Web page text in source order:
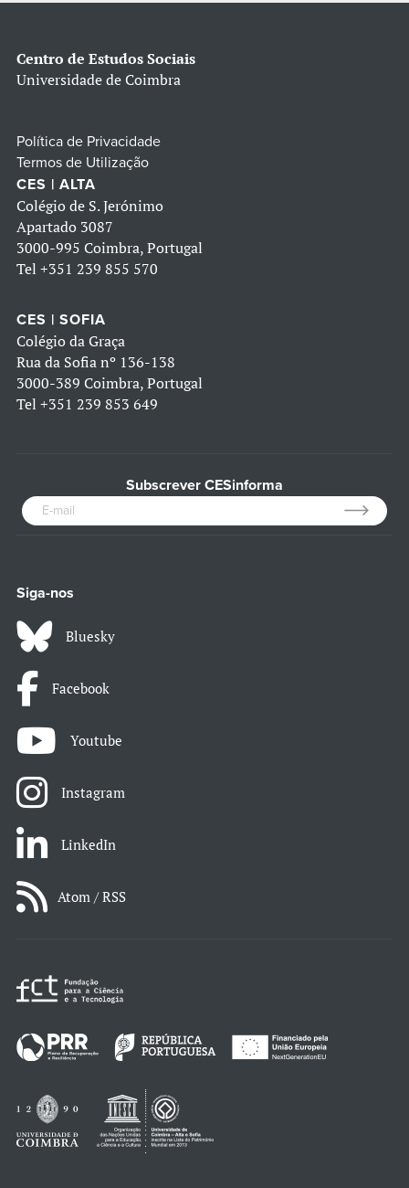
Centro de Estudos Sociais
Universidade de Coimbra
Política de Privacidade
Termos de Utilização
CES | ALTA
Colégio de S. Jerónimo
Apartado 3087
3000-995 Coimbra, Portugal
Tel +351 239 855 570
CES | SOFIA
Colégio da Graça
Rua da Sofia nº 136-138
3000-389 Coimbra, Portugal
Tel +351 239 853 649
Subscrever CESinforma
Siga-nos
Bluesky
Facebook
Youtube
Instagram
LinkedIn
Atom / RSS